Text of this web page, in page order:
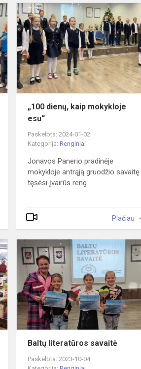
Spektaklio
„Kiškių
sukilimas“
premjera
„100 dienų, kaip mokykloje
esu“
Paskelbta: 2024-01-02
Kategorija:Renginiai
Jonavos Panerio pradinėje
mokykloje antrąją gruodžio savaitę
tęsėsi įvairūs reng...
Plačiau
Netradicinė
diena
prieš
Kalėdas
Baltų literatūros savaitė
Paskelbta: 2023-10-04